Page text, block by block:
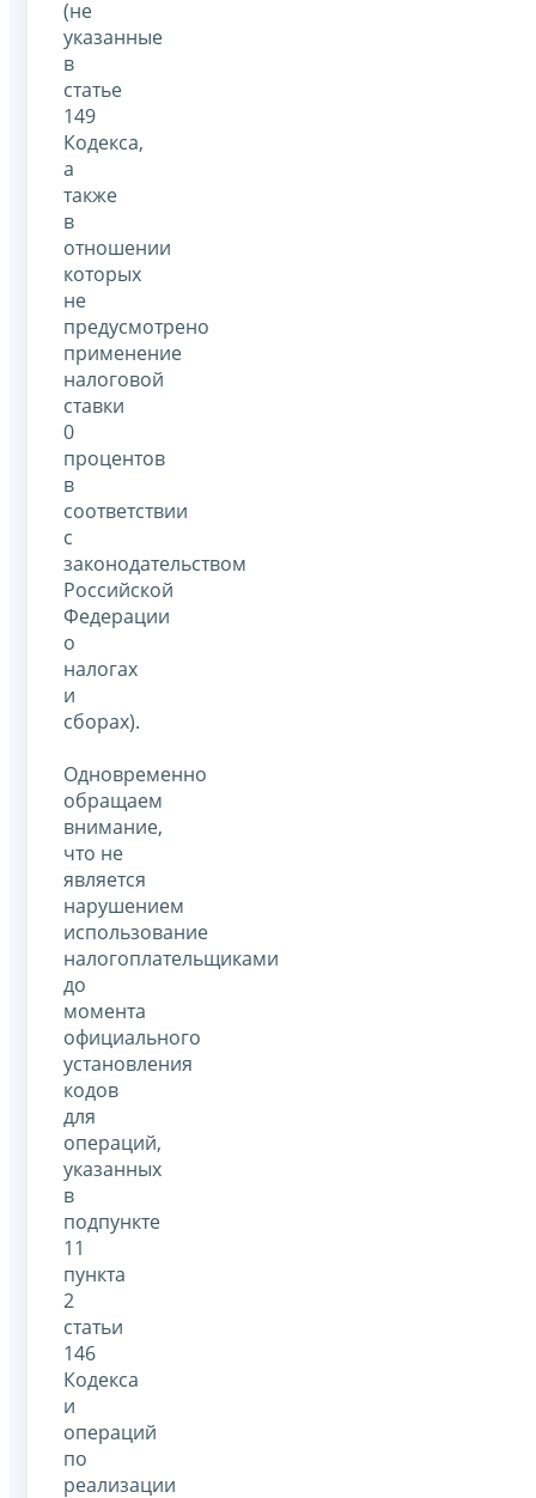
(не
указанные
в
статье
149
Кодекса,
а
также
в
отношении
которых
не
предусмотрено
применение
налоговой
ставки
0
процентов
в
соответствии
с
законодательством
Российской
Федерации
о
налогах
и
сборах).
Одновременно
обращаем
внимание,
что не
является
нарушением
использование
налогоплательщиками
до
момента
официального
установления
кодов
для
операций,
указанных
в
подпункте
11
пункта
2
статьи
146
Кодекса
и
операций
по
реализации